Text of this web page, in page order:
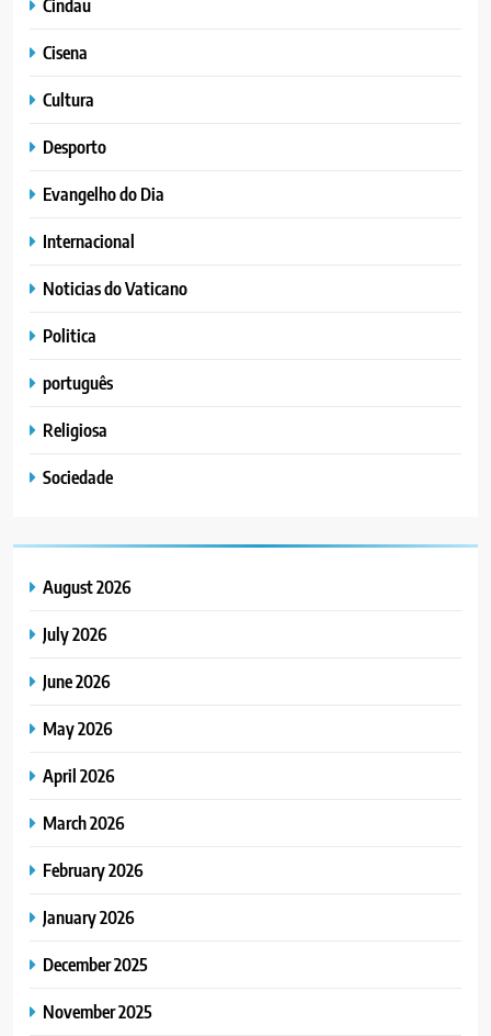
Cisena
Cultura
Desporto
Evangelho do Dia
Internacional
Noticias do Vaticano
Politica
português
Religiosa
Sociedade
August 2026
July 2026
June 2026
May 2026
April 2026
March 2026
February 2026
January 2026
December 2025
November 2025